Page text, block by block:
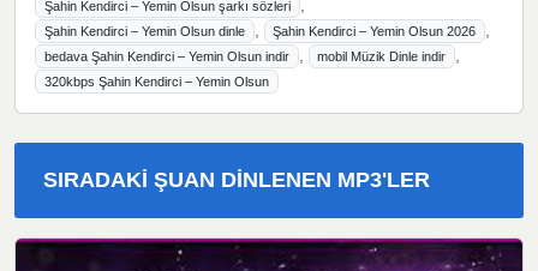
Şahin Kendirci – Yemin Olsun şarkı sözleri
Şahin Kendirci – Yemin Olsun dinle Şahin Kendirci – Yemin Olsun 2026
bedava Şahin Kendirci – Yemin Olsun indir mobil Müzik Dinle indir
320kbps Şahin Kendirci – Yemin Olsun
SIRADAKI ŞUAN DINLENEN MP3'LER